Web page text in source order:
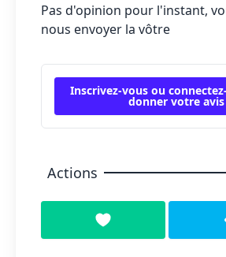
Pas d'opinion pour l'instant,
nous envoyer la vôtre
Inscrivez-vous ou
donner votre avis
Actions